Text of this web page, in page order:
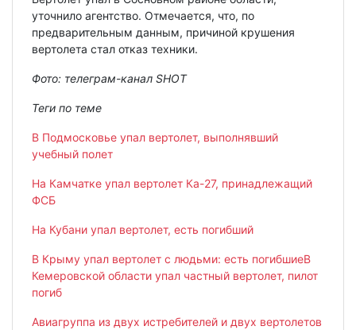
уточнило агентство. Отмечается, что, по
предварительным данным, причиной крушения
вертолета стал отказ техники.
Фото: телеграм-канал SHOT
Теги по теме
В Подмосковье упал вертолет, выполнявший
учебный полет
На Камчатке упал вертолет Ка-27, принадлежащий
ФСБ
На Кубани упал вертолет, есть погибший
В Крыму упал вертолет с людьми: есть погибшиеВ
Кемеровской области упал частный вертолет, пилот
погиб
Авиагруппа из двух истребителей и двух вертолетов